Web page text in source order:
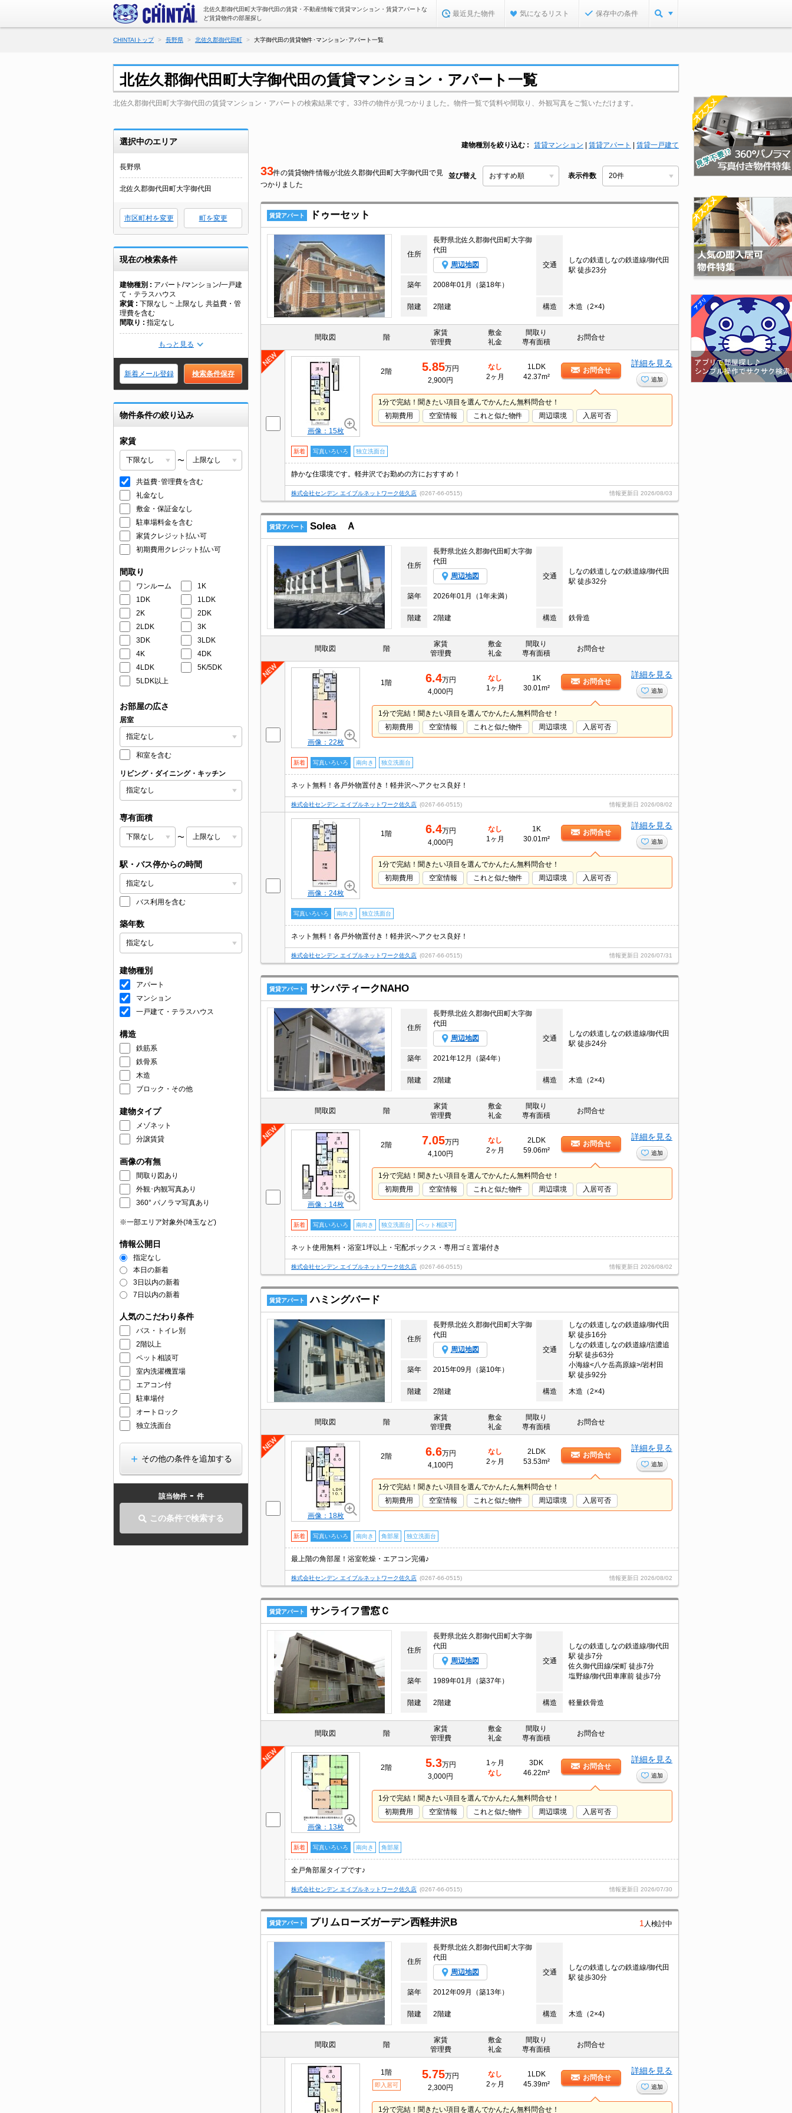
北佐久郡御代田町大字御代田の賃貸・不動産情報で賃貸マンション・賃貸アパートな
ど賃貸物件の部屋探し
最近見た物件 気になるリスト 保存中の条件
CHINTAIトップ 長野県 北佐久郡御代田町 大字御代田の賃貸物件･マンション･アパート一覧
北佐久郡御代田町大字御代田の賃貸マンション・アパート一覧
北佐久郡御代田町大字御代田の賃貸マンション・アパートの検索結果です。33件の物件が見つかりました。物件一覧で賃料や間取り、外観写真をご覧いただけます。
選択中のエリア
長野県
北佐久郡御代田町大字御代田
市区町村を変更 町を変更
現在の検索条件
建物種別
アパート/マンション/一戸建
て・テラスハウス
家賃
下限なし ~ 上限なし 共益費・管
理費を含む
間取り
指定なし
もっと見る
新着メール登録 検索条件保存
物件条件の絞り込み
家賃
〜
共益費･管理費を含む
礼金なし
敷金・保証金なし
駐車場料金を含む
家賃クレジット払い可
初期費用クレジット払い可
間取り
ワンルーム
1K
1DK
1LDK
2K
2DK
2LDK
3K
3DK
3LDK
4K
4DK
4LDK
5K/5DK
5LDK以上
お部屋の広さ
居室
和室を含む
リビング・ダイニング・キッチン
専有面積
〜
駅・バス停からの時間
バス利用を含む
築年数
建物種別
アパート
マンション
一戸建て・テラスハウス
構造
鉄筋系
鉄骨系
木造
ブロック・その他
建物タイプ
メゾネット
分譲賃貸
画像の有無
間取り図あり
外観･内観写真あり
360° パノラマ写真あり
※一部エリア対象外(埼玉など)
情報公開日
指定なし
本日の新着
3日以内の新着
7日以内の新着
人気のこだわり条件
バス・トイレ別
2階以上
ペット相談可
室内洗濯機置場
エアコン付
駐車場付
オートロック
独立洗面台
その他の条件を追加する
該当物件 - 件
この条件で検索する
建物種別を絞り込む 賃貸マンション 賃貸アパート 賃貸一戸建て
33件の賃貸物件情報が北佐久郡御代田町大字御代田で見
つかりました
並び替え 表示件数
賃貸アパート ドゥーセット
住所
長野県北佐久郡御代田町大字御
代田
周辺地図 交通
しなの鉄道しなの鉄道線/御代田
駅 徒歩23分
築年 2008年01月（築18年）
階建 2階建 構造 木造（2×4)
間取図 階
家賃
管理費
敷金
礼金
間取り
専有面積
お問合せ
画像：15枚
2階 5.85万円
2,900円
なし
2ヶ月
1LDK
42.37m²
お問合せ
詳細を見る
追加
1分で完結！聞きたい項目を選んでかんたん無料問合せ！
初期費用
空室情報 これと似た物件 周辺環境 入居可否
新着 写真いろいろ 独立洗面台
静かな住環境です。軽井沢でお勤めの方におすすめ！
株式会社センデン エイブルネットワーク佐久店 (0267-66-0515) 情報更新日 2026/08/03
賃貸アパート Solea Ａ
住所
長野県北佐久郡御代田町大字御
代田
周辺地図 交通
しなの鉄道しなの鉄道線/御代田
駅 徒歩32分
築年 2026年01月（1年未満）
階建 2階建 構造 鉄骨造
間取図 階
家賃
管理費
敷金
礼金
間取り
専有面積
お問合せ
画像：22枚
1階 6.4万円
4,000円
なし
1ヶ月
1K
30.01m²
お問合せ
詳細を見る
追加
1分で完結！聞きたい項目を選んでかんたん無料問合せ！
初期費用
空室情報 これと似た物件 周辺環境 入居可否
新着 写真いろいろ 南向き 独立洗面台
ネット無料！各戸外物置付き！軽井沢へアクセス良好！
株式会社センデン エイブルネットワーク佐久店 (0267-66-0515) 情報更新日 2026/08/02
画像：24枚
1階 6.4万円
4,000円
なし
1ヶ月
1K
30.01m²
お問合せ
詳細を見る
追加
1分で完結！聞きたい項目を選んでかんたん無料問合せ！
初期費用
空室情報 これと似た物件 周辺環境 入居可否
写真いろいろ 南向き 独立洗面台
ネット無料！各戸外物置付き！軽井沢へアクセス良好！
株式会社センデン エイブルネットワーク佐久店 (0267-66-0515) 情報更新日 2026/07/31
賃貸アパート サンパティークNAHO
住所
長野県北佐久郡御代田町大字御
代田
周辺地図 交通
しなの鉄道しなの鉄道線/御代田
駅 徒歩24分
築年 2021年12月（築4年）
階建 2階建 構造 木造（2×4)
間取図 階
家賃
管理費
敷金
礼金
間取り
専有面積
お問合せ
画像：14枚
2階 7.05万円
4,100円
なし
2ヶ月
2LDK
59.06m²
お問合せ
詳細を見る
追加
1分で完結！聞きたい項目を選んでかんたん無料問合せ！
初期費用
空室情報 これと似た物件 周辺環境 入居可否
新着 写真いろいろ 南向き 独立洗面台 ペット相談可
ネット使用無料・浴室1坪以上・宅配ボックス・専用ゴミ置場付き
株式会社センデン エイブルネットワーク佐久店 (0267-66-0515) 情報更新日 2026/08/02
賃貸アパート ハミングバード
住所
長野県北佐久郡御代田町大字御
代田
周辺地図 交通
しなの鉄道しなの鉄道線/御代田
駅 徒歩16分
しなの鉄道しなの鉄道線/信濃追
分駅 徒歩63分
小海線<八ケ岳高原線>/岩村田
駅 徒歩92分
築年 2015年09月（築10年）
階建 2階建 構造 木造（2×4)
間取図 階
家賃
管理費
敷金
礼金
間取り
専有面積
お問合せ
画像：18枚
2階 6.6万円
4,100円
なし
2ヶ月
2LDK
53.53m²
お問合せ
詳細を見る
追加
1分で完結！聞きたい項目を選んでかんたん無料問合せ！
初期費用
空室情報 これと似た物件 周辺環境 入居可否
新着 写真いろいろ 南向き 角部屋 独立洗面台
最上階の角部屋！浴室乾燥・エアコン完備♪
株式会社センデン エイブルネットワーク佐久店 (0267-66-0515) 情報更新日 2026/08/02
賃貸アパート サンライフ雪窓Ｃ
住所
長野県北佐久郡御代田町大字御
代田
周辺地図 交通
しなの鉄道しなの鉄道線/御代田
駅 徒歩7分
佐久御代田線/栄町 徒歩7分
塩野線/御代田車庫前 徒歩7分
築年 1989年01月（築37年）
階建 2階建 構造 軽量鉄骨造
間取図 階
家賃
管理費
敷金
礼金
間取り
専有面積
お問合せ
画像：13枚
2階 5.3万円
3,000円
1ヶ月
なし
3DK
46.22m²
お問合せ
詳細を見る
追加
1分で完結！聞きたい項目を選んでかんたん無料問合せ！
初期費用
空室情報 これと似た物件 周辺環境 入居可否
新着 写真いろいろ 南向き 角部屋
全戸角部屋タイプです♪
株式会社センデン エイブルネットワーク佐久店 (0267-66-0515) 情報更新日 2026/07/30
賃貸アパート プリムローズガーデン西軽井沢B 1 人検討中
住所
長野県北佐久郡御代田町大字御
代田
周辺地図 交通
しなの鉄道しなの鉄道線/御代田
駅 徒歩30分
築年 2012年09月（築13年）
階建 2階建 構造 木造（2×4)
間取図 階
家賃
管理費
敷金
礼金
間取り
専有面積
お問合せ
1階
即入居可
5.75万円
2,300円
なし
2ヶ月
1LDK
45.39m²
お問合せ
詳細を見る
追加
1分で完結！聞きたい項目を選んでかんたん無料問合せ！